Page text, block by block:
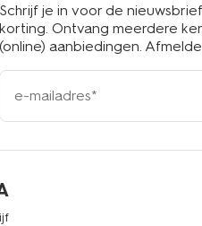
Schrijf je in voor de
korting. Ontvang meerdere
(online) aanbiedingen.
e-
mailadres